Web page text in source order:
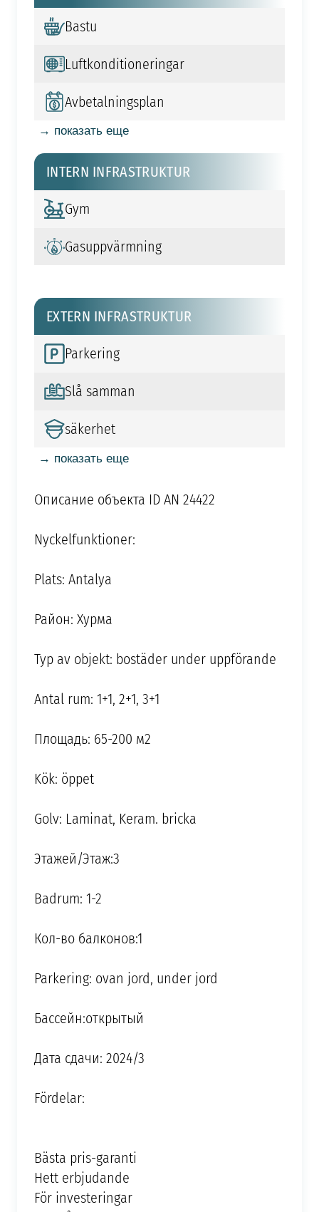
Bastu
Luftkonditioneringar
Avbetalningsplan
→ показать еще
INTERN INFRASTRUKTUR
Gym
Gasuppvärmning
EXTERN INFRASTRUKTUR
Parkering
Slå samman
säkerhet
→ показать еще
Описание объекта ID AN 24422
Nyckelfunktioner:
Plats: Antalya
Район: Хурма
Typ av objekt: bostäder under uppförande
Antal rum: 1+1, 2+1, 3+1
Площадь: 65-200 м2
Kök: öppet
Golv: Laminat, Keram. bricka
Этажей/Этаж:3
Badrum: 1-2
Кол-во балконов:1
Parkering: ovan jord, under jord
Бассейн:открытый
Дата сдачи: 2024/3
Fördelar:
Bästa pris-garanti
Hett erbjudande
För investeringar